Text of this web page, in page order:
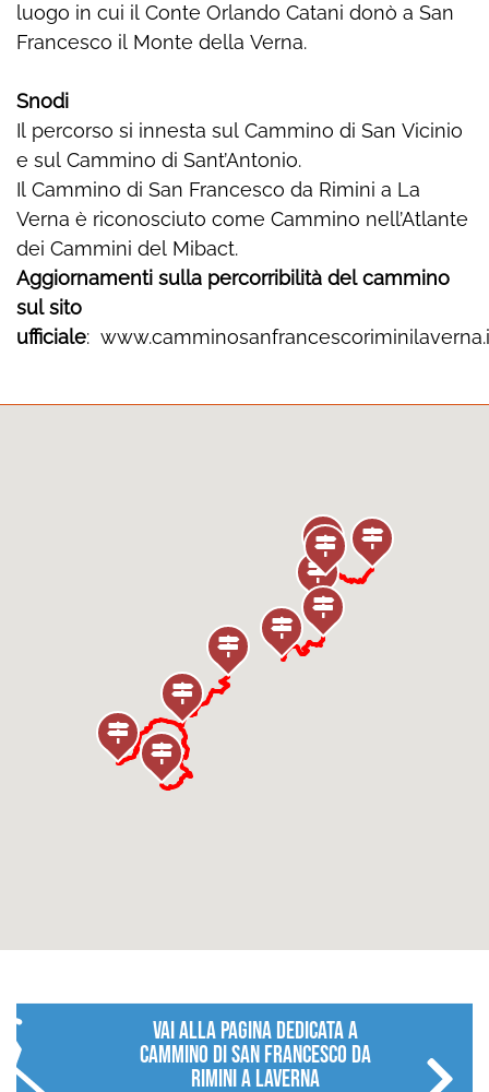
luogo in cui il Conte Orlando Catani donò a San
Francesco il Monte della Verna.
Snodi
Il percorso si innesta sul Cammino di San Vicinio
e sul Cammino di Sant’Antonio.
Il Cammino di San Francesco da Rimini a La
Verna è riconosciuto come Cammino nell’Atlante
dei Cammini del Mibact.
Aggiornamenti sulla percorribilità del cammino
sul sito
ufficiale:
vai alla pagina dedicata a
Cammino di San Francesco da
Rimini a Laverna